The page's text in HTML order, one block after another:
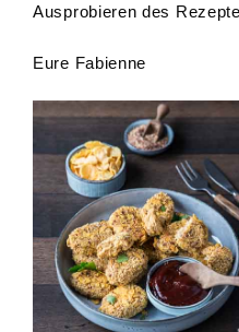
Ausprobieren des
Eure Fabienne